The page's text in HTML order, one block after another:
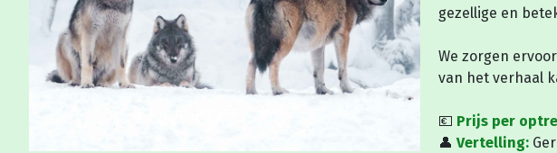
gezellige en
We zorgen
van het verhaal
💶 Prijs per
👤 Vertelling: